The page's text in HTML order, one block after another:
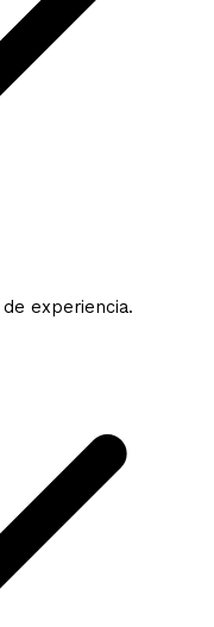
experiencia.